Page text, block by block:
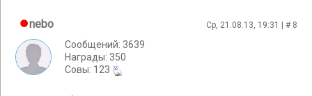
nebo Ср, 21.08.13, 19:31 | # 8
Сообщений: 3639
Награды: 350
Cовы: 123